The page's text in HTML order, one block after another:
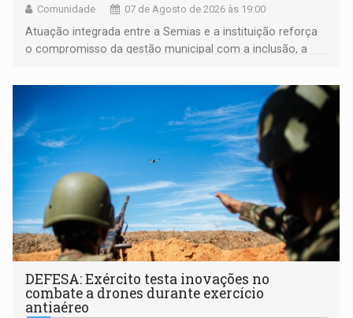
Comunidade 07 de Agosto de 2026 às 19:00
Atuação integrada entre a Semias e a instituição reforça
o compromisso da gestão municipal com a inclusão, a
DEFESA: Exército testa inovações no
combate a drones durante exercício
antiaéreo